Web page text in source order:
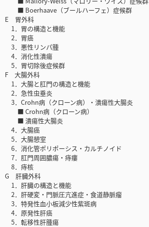
■ Boerhaave（ブールハーフェ）症候群
E 胃外科
1．胃の構造と機能
2．胃癌
3．悪性リンパ腫
4．消化性潰瘍
5．胃切除後症候群
F 大腸外科
1．大腸と肛門の構造と機能
2．急性虫垂炎
3．Crohn病（クローン病）・潰瘍性大腸炎
■ Crohn病（クローン病）
■ 潰瘍性大腸炎
4．大腸癌
5．大腸憩室
6．消化管ポリポーシス・カルチノイド
7．肛門周囲膿瘍・痔瘻
8．痔核
G 肝臓外科
1．肝臓の構造と機能
2．肝硬変・門脈圧亢進症・食道静脈瘤
3．特発性血小板減少性紫斑病
4．原発性肝癌
5．転移性肝腫瘍